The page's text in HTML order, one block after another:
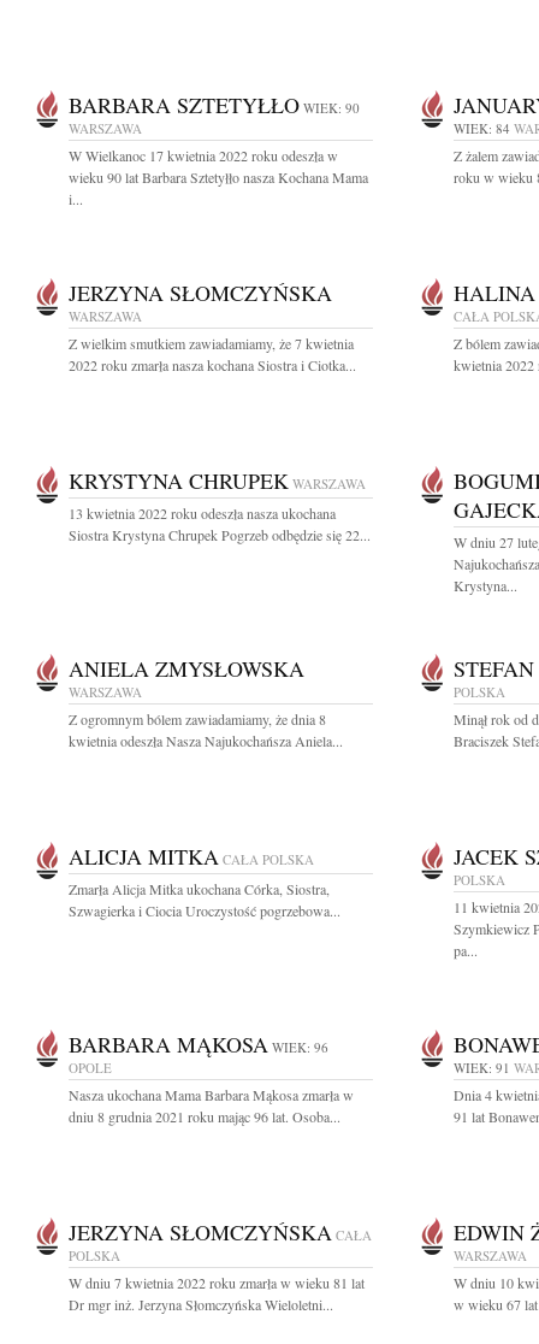
BARBARA SZTETYŁŁO WIEK: 90
WARSZAWA
W Wielkanoc 17 kwietnia 2022 roku odeszła w
wieku 90 lat Barbara Sztetyłło nasza Kochana Mama
i...
WIEK: 84
Z żalem
roku w wieku
JERZYNA SŁOMCZYŃSKA
WARSZAWA
Z wielkim smutkiem zawiadamiamy, że 7 kwietnia
2022 roku zmarła nasza kochana Siostra i Ciotka...
CAŁA
Z bólem
kwietnia 2022
KRYSTYNA CHRUPEK WARSZAWA
13 kwietnia 2022 roku odeszła nasza ukochana
Siostra Krystyna Chrupek Pogrzeb odbędzie się 22...
W dniu 27
Krystyna...
ANIELA ZMYSŁOWSKA
WARSZAWA
Z ogromnym bólem zawiadamiamy, że dnia 8
kwietnia odeszła Nasza Najukochańsza Aniela...
POLSKA
Minął rok od
Braciszek
ALICJA MITKA CAŁA POLSKA
Zmarła Alicja Mitka ukochana Córka, Siostra,
Szwagierka i Ciocia Uroczystość pogrzebowa...
JACEK
POLSKA
11 kwietnia
Szymkiewicz
pa...
BARBARA MĄKOSA WIEK: 96
OPOLE
Nasza ukochana Mama Barbara Mąkosa zmarła w
dniu 8 grudnia 2021 roku mając 96 lat. Osoba...
WIEK: 91
Dnia 4
91 lat
JERZYNA SŁOMCZYŃSKA CAŁA
POLSKA
W dniu 7 kwietnia 2022 roku zmarła w wieku 81 lat
Dr mgr inż. Jerzyna Słomczyńska Wieloletni...
EDWIN
WARSZAWA
W dniu 10
w wieku 67